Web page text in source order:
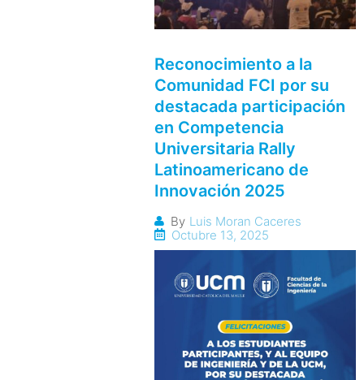
Reconocimiento a la
Comunidad FCI por su
destacada participación
en Competencia
Universitaria Rally
Latinoamericano de
Innovación 2025
By Luis Moran Caceres
Octubre 13, 2025